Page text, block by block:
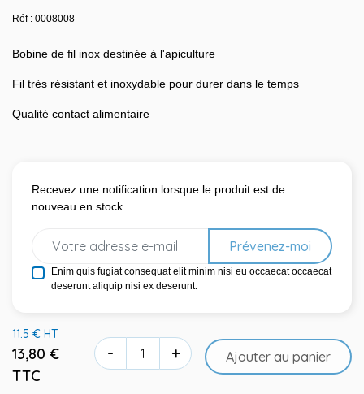
Réf : 0008008
Bobine de fil inox destinée à l'apiculture
Fil très résistant et inoxydable pour durer dans le temps
Qualité contact alimentaire
Recevez une notification lorsque le produit est de
nouveau en stock
Prévenez-moi
Enim quis fugiat consequat elit minim nisi eu occaecat occaecat
deserunt aliquip nisi ex deserunt.
11.5 € HT
13,80 €
TTC
- + Ajouter au panier